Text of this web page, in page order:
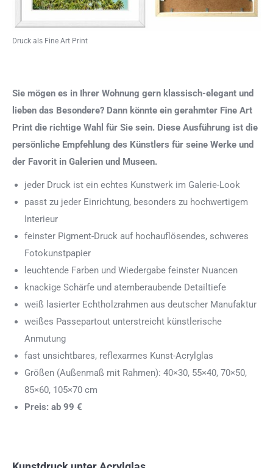
Druck als Fine Art Print
Sie mögen es in Ihrer Wohnung gern klassisch-elegant und
lieben das Besondere? Dann könnte ein gerahmter Fine Art
Print die richtige Wahl für Sie sein. Diese Ausführung ist die
persönliche Empfehlung des Künstlers für seine Werke und
der Favorit in Galerien und Museen.
jeder Druck ist ein echtes Kunstwerk im Galerie-Look
passt zu jeder Einrichtung, besonders zu hochwertigem
Interieur
feinster Pigment-Druck auf hochauflösendes, schweres
Fotokunstpapier
leuchtende Farben und Wiedergabe feinster Nuancen
knackige Schärfe und atemberaubende Detailtiefe
weiß lasierter Echtholzrahmen aus deutscher Manufaktur
weißes Passepartout unterstreicht künstlerische
Anmutung
fast unsichtbares, reflexarmes Kunst-Acrylglas
Größen (Außenmaß mit Rahmen): 40×30, 55×40, 70×50,
85×60, 105×70 cm
Preis: ab 99 €